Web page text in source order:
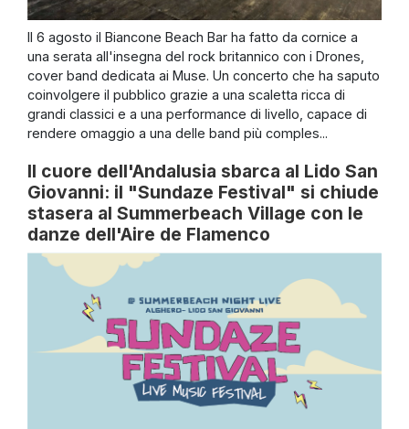
Il 6 agosto il Biancone Beach Bar ha fatto da cornice a
una serata all'insegna del rock britannico con i Drones,
cover band dedicata ai Muse. Un concerto che ha saputo
coinvolgere il pubblico grazie a una scaletta ricca di
grandi classici e a una performance di livello, capace di
rendere omaggio a una delle band più comples...
Il cuore dell'Andalusia sbarca al Lido San
Giovanni: il "Sundaze Festival" si chiude
stasera al Summerbeach Village con le
danze dell'Aire de Flamenco